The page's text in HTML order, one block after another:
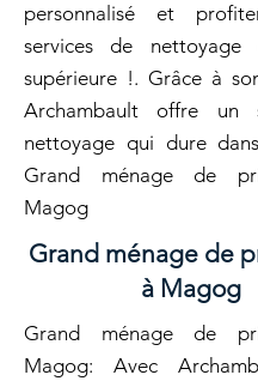
personnalisé et
services de nettoyage
supérieure !. Grâce à
Archambault offre un
nettoyage qui dure
Grand ménage de
Magog
Grand ménage de
à Magog
Grand ménage de
Magog: Avec